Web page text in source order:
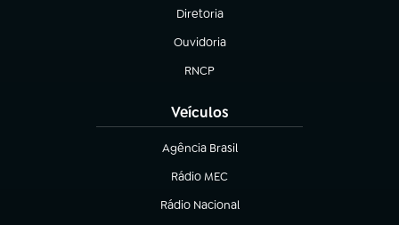
Diretoria
(abre em nova aba)
Ouvidoria
(abre em nova aba)
RNCP
(abre em nova aba)
Veículos
Agência Brasil
(abre em nova aba)
Rádio MEC
Rádio Nacional
(abre em nova aba)